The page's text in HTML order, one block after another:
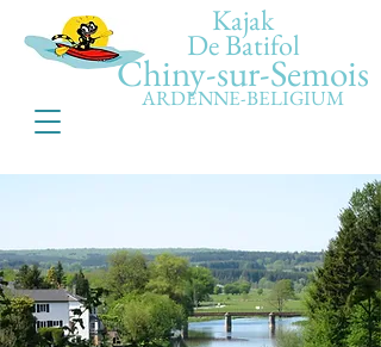
Kajak
De Batifol
Chiny-sur-Semois
ARDENNE-BELIGIUM